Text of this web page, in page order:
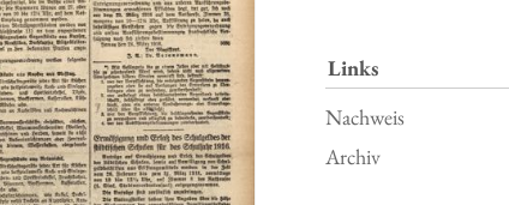
Links
Nachweis
Archiv